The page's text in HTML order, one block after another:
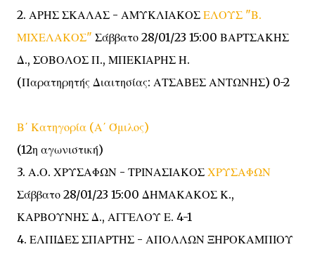
2. ΑΡΗΣ ΣΚΑΛΑΣ - ΑΜΥΚΛΙΑΚΟΣ ΕΛΟΥΣ "Β.
ΜΙΧΕΛΑΚΟΣ" Σάββατο 28/01/23 15:00 ΒΑΡΤΣΑΚΗΣ
Δ., ΣΟΒΟΛΟΣ Π., ΜΠΕΚΙΑΡΗΣ Η.
(Παρατηρητής Διαιτησίας: ΑΤΣΑΒΕΣ ΑΝΤΩΝΗΣ) 0-2
Β΄ Κατηγορία (Α΄ Όμιλος)
(12η αγωνιστική)
3. Α.Ο. ΧΡΥΣΑΦΩΝ - ΤΡΙΝΑΣΙΑΚΟΣ ΧΡΥΣΑΦΩΝ
Σάββατο 28/01/23 15:00 ΔΗΜΑΚΑΚΟΣ Κ.,
ΚΑΡΒΟΥΝΗΣ Δ., ΑΓΓΕΛΟΥ Ε. 4-1
4. ΕΛΠΙΔΕΣ ΣΠΑΡΤΗΣ - ΑΠΟΛΛΩΝ ΞΗΡΟΚΑΜΠΙΟΥ